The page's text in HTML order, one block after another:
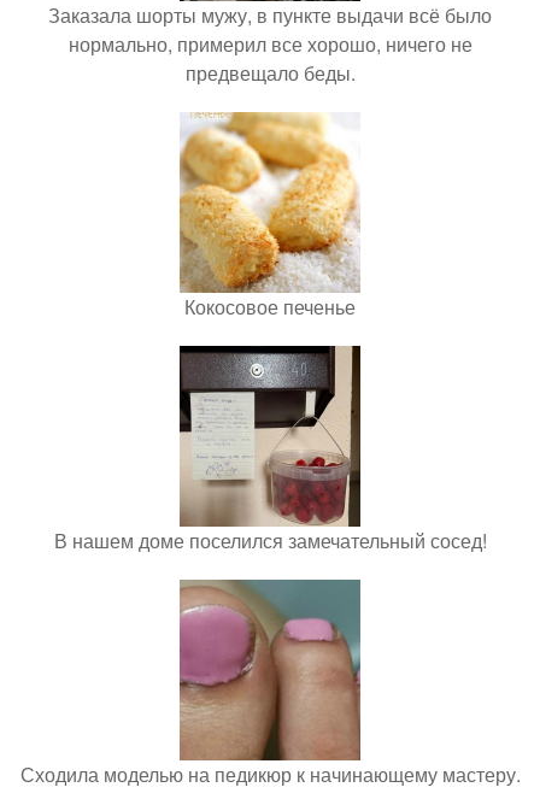
Заказала шорты мужу, в пункте выдачи всё было
нормально, примерил все хорошо, ничего не
предвещало беды.
Кокосовое печенье
В нашем доме поселился замечательный сосед!
Сходила моделью на педикюр к начинающему мастеру.